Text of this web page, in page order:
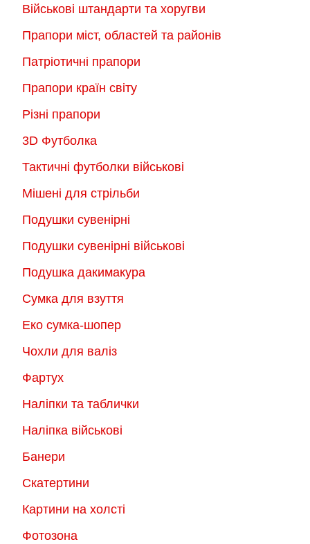
на
товару
Військові штандарти та хоругви
Прапори міст, областей та районів
Патріотичні прапори
Прапори країн світу
Різні прапори
3D Футболка
Тактичні футболки військові
Мішені для стрільби
Подушки сувенірні
Подушки сувенірні військові
Подушка дакимакура
Сумка для взуття
Еко сумка-шопер
Чохли для валіз
Фартух
Наліпки та таблички
Наліпка військові
Банери
Скатертини
Картини на холсті
Фотозона